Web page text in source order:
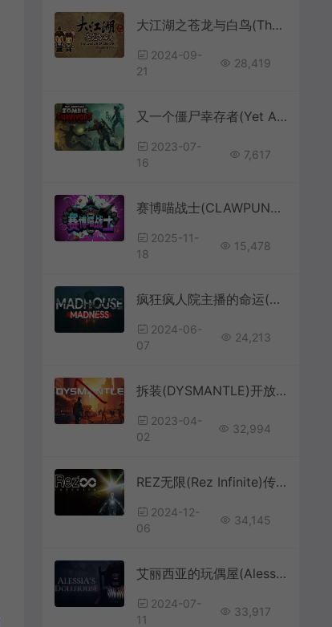
大江湖之苍龙与白鸟(The World of Kungfu Dragon And Eagle)简中|PC|RPG|怀旧武侠角色扮演游戏
2024-09-
21
28,419
又一个僵尸幸存者(Yet Another Zombie Survivors)僵尸幸存者游戏|下载
2023-07-
16
7,617
赛博喵战士(CLAWPUNK)快节奏横版动作砍杀游戏|下载
2025-11-
18
15,478
疯狂疯人院主播的命运(Madhouse Madness)简中|PC|AVG|心理恐怖冒险游戏
2024-06-
07
24,213
拆装(DYSMANTLE)开放世界动作生存游戏|下载
2023-04-
02
32,994
REZ无限(Rez Infinite)传奇动作射击游戏|中文|攻略|视频|评测|免费下载
2024-12-
06
34,145
艾丽西亚的玩偶屋(Alessia’s Dollhouse)简中|PC|AVG|第一人称心理恐怖游戏
2024-07-
11
33,917